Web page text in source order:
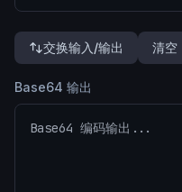
交换输入/输出 清空
Base64 输出